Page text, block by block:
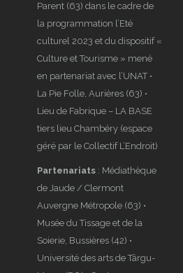
Parent (63) dans le cadre de
la programmation l’Eté
culturel 2023 et du dispositif «
Culture et Tourisme » mené
en partenariat avec l’UNAT •
La Pie Folle, Aurières (63) •
Lieu de Fabrique – LA BASE
tiers lieu Chambéry (espace
géré par le Collectif L’Endroit)
Partenariats : Médiathèque
de Jaude / Clermont
Auvergne Métropole (63) •
Musée du Tissage et de la
Soierie, Bussières (42) •
Université des arts de Târgu-